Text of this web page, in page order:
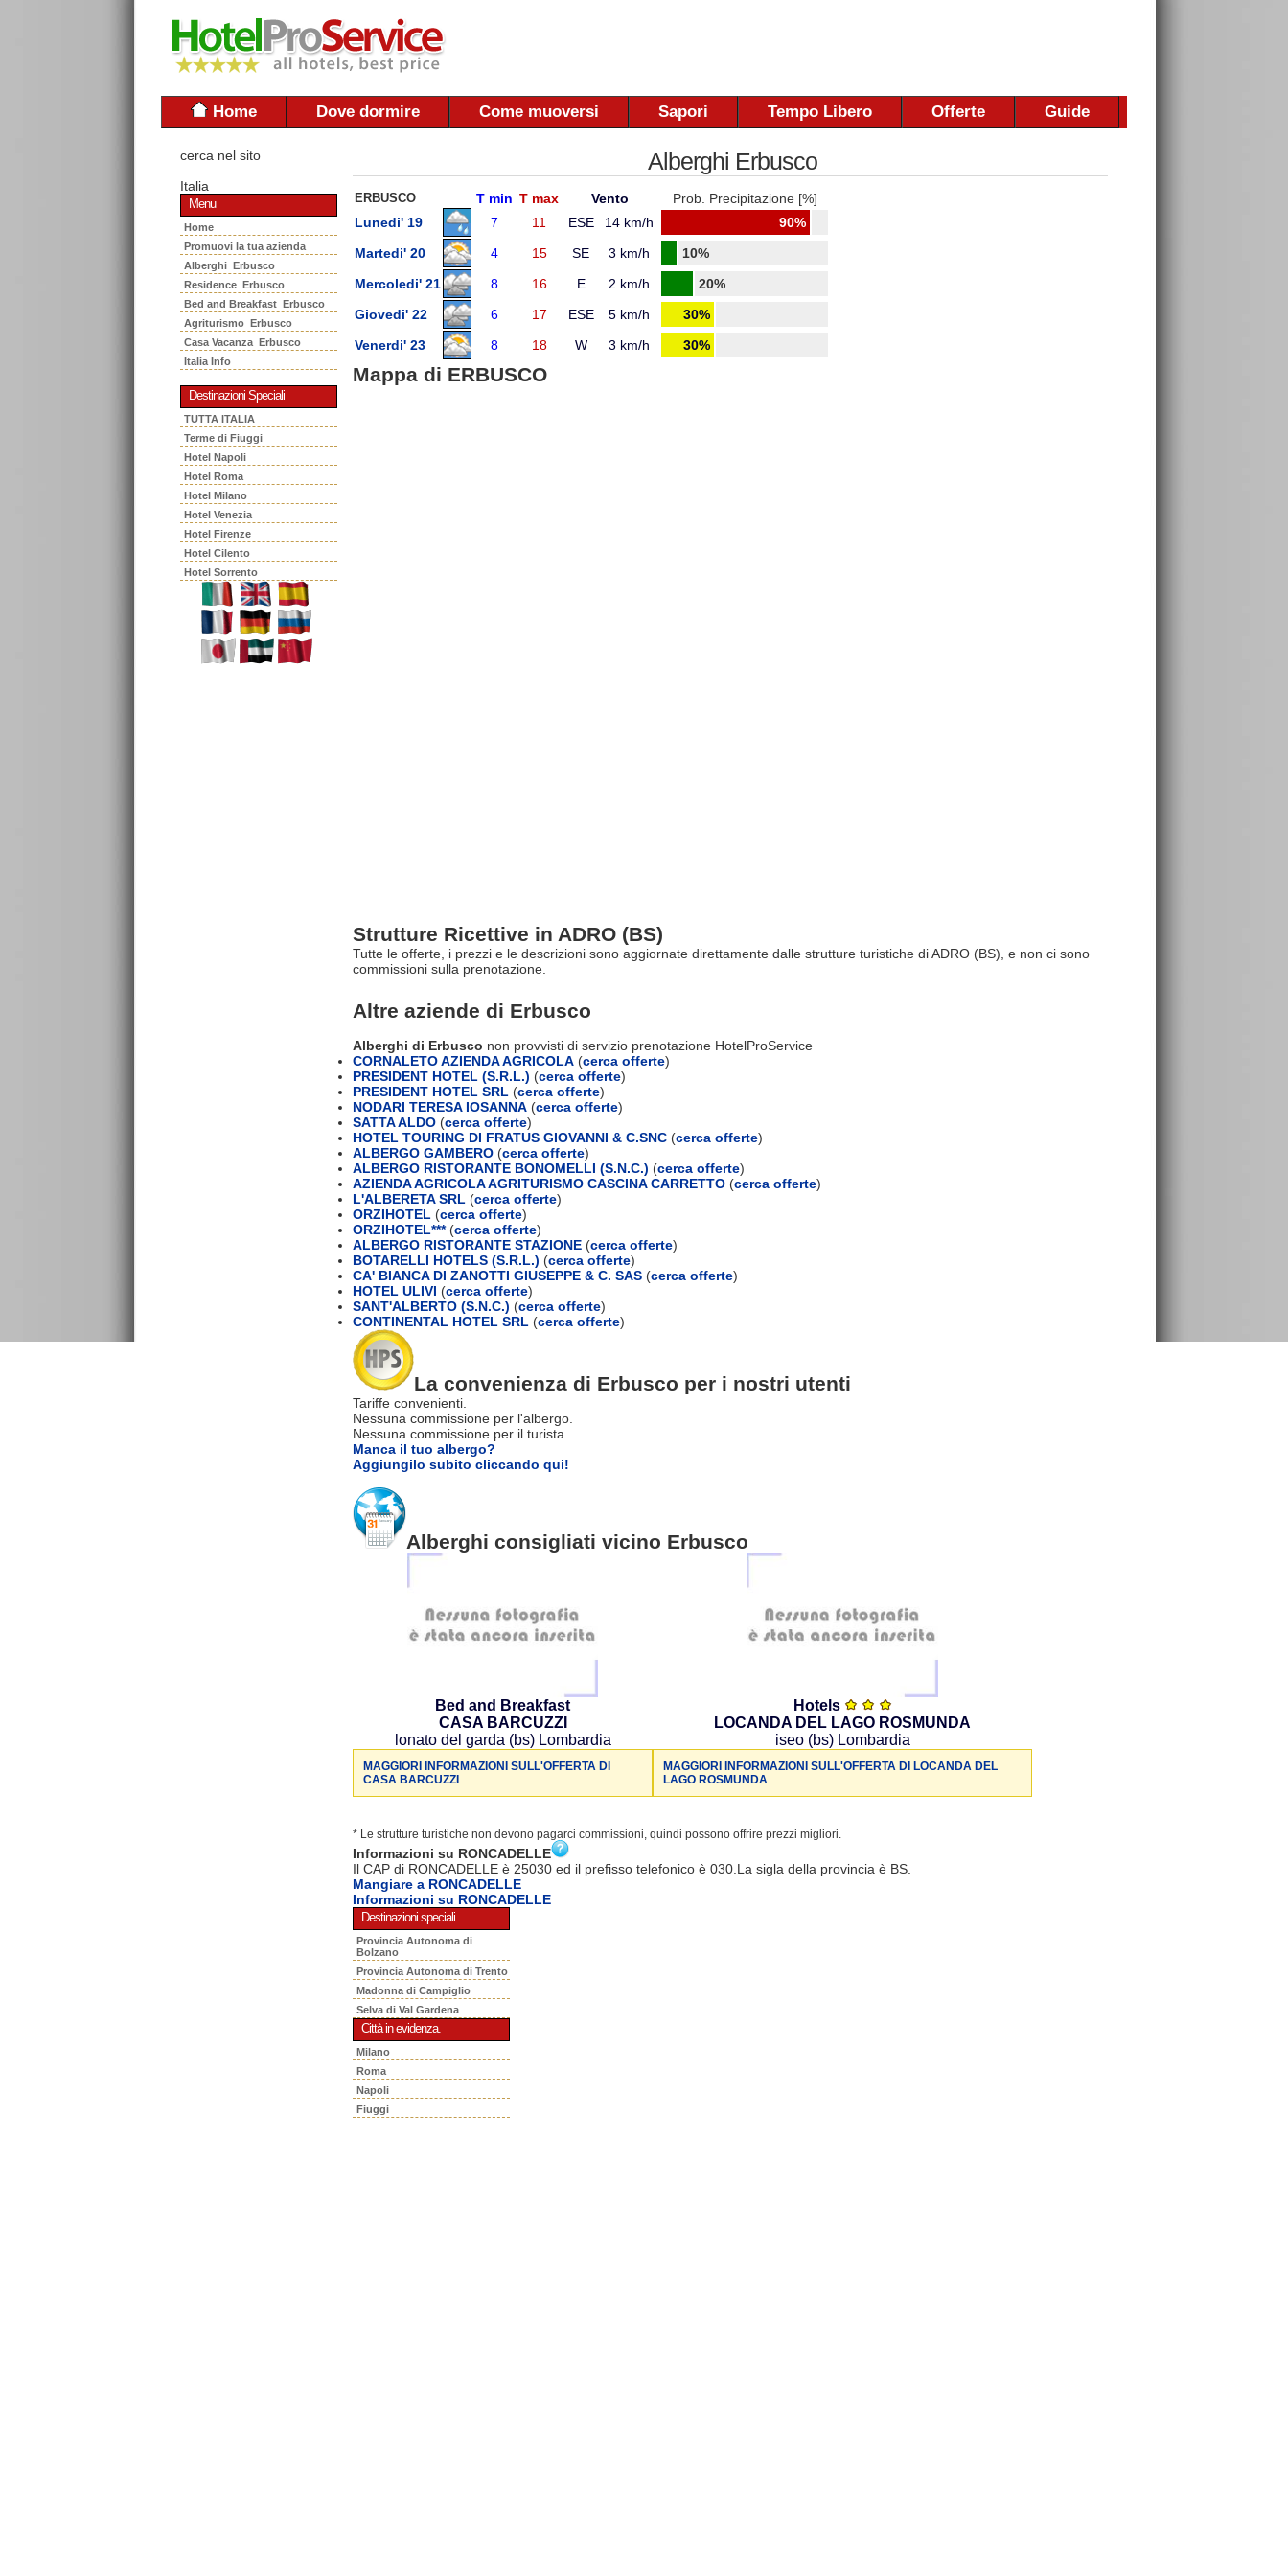
Home Dove dormire Come muoversi Sapori Tempo Libero Offerte Guide
cerca nel sito
Italia
Menu
Home
Promuovi la tua azienda
Alberghi Erbusco
Residence Erbusco
Bed and Breakfast Erbusco
Agriturismo Erbusco
Casa Vacanza Erbusco
Italia Info
Destinazioni Speciali
TUTTA ITALIA
Terme di Fiuggi
Hotel Napoli
Hotel Roma
Hotel Milano
Hotel Venezia
Hotel Firenze
Hotel Cilento
Hotel Sorrento
Alberghi Erbusco
ERBUSCO T min T max Vento
Prob. Precipitazione [%]
Lunedi' 19
7 11 ESE 14 km/h
90%
Martedi' 20
4 15 SE 3 km/h
10%
Mercoledi' 21
8 16 E 2 km/h
20%
Giovedi' 22
6 17 ESE 5 km/h
30%
Venerdi' 23
8 18 W 3 km/h 30%
Mappa di ERBUSCO
Strutture Ricettive in ADRO (BS)
Tutte le offerte, i prezzi e le descrizioni sono aggiornate direttamente dalle strutture turistiche di ADRO (BS), e non ci sono
commissioni sulla prenotazione.
Altre aziende di Erbusco
Alberghi di Erbusco non provvisti di servizio prenotazione HotelProService
CORNALETO AZIENDA AGRICOLA (cerca offerte)
PRESIDENT HOTEL (S.R.L.) (cerca offerte)
PRESIDENT HOTEL SRL (cerca offerte)
NODARI TERESA IOSANNA (cerca offerte)
SATTA ALDO (cerca offerte)
HOTEL TOURING DI FRATUS GIOVANNI & C.SNC (cerca offerte)
ALBERGO GAMBERO (cerca offerte)
ALBERGO RISTORANTE BONOMELLI (S.N.C.) (cerca offerte)
AZIENDA AGRICOLA AGRITURISMO CASCINA CARRETTO (cerca offerte)
L'ALBERETA SRL (cerca offerte)
ORZIHOTEL (cerca offerte)
ORZIHOTEL***(cerca offerte)
ALBERGO RISTORANTE STAZIONE (cerca offerte)
BOTARELLI HOTELS (S.R.L.) (cerca offerte)
CA' BIANCA DI ZANOTTI GIUSEPPE & C. SAS (cerca offerte)
HOTEL ULIVI (cerca offerte)
SANT'ALBERTO (S.N.C.) (cerca offerte)
CONTINENTAL HOTEL SRL (cerca offerte)
La convenienza di Erbusco per i nostri utenti
Tariffe convenienti.
Nessuna commissione per l'albergo.
Nessuna commissione per il turista.
Manca il tuo albergo?
Aggiungilo subito cliccando qui!
Alberghi consigliati vicino Erbusco
Bed and Breakfast
CASA BARCUZZI
lonato del garda (bs) Lombardia
MAGGIORI INFORMAZIONI SULL'OFFERTA DI
CASA BARCUZZI
Hotels
LOCANDA DEL LAGO ROSMUNDA
iseo (bs) Lombardia
MAGGIORI INFORMAZIONI SULL'OFFERTA DI LOCANDA DEL
LAGO ROSMUNDA
* Le strutture turistiche non devono pagarci commissioni, quindi possono offrire prezzi migliori.
Informazioni su RONCADELLE
Il CAP di RONCADELLE è 25030 ed il prefisso telefonico è 030.La sigla della provincia è BS.
Mangiare a RONCADELLE
Informazioni su RONCADELLE
Destinazioni speciali
Provincia Autonoma di
Bolzano
Provincia Autonoma di Trento
Madonna di Campiglio
Selva di Val Gardena
Città in evidenza.
Milano
Roma
Napoli
Fiuggi